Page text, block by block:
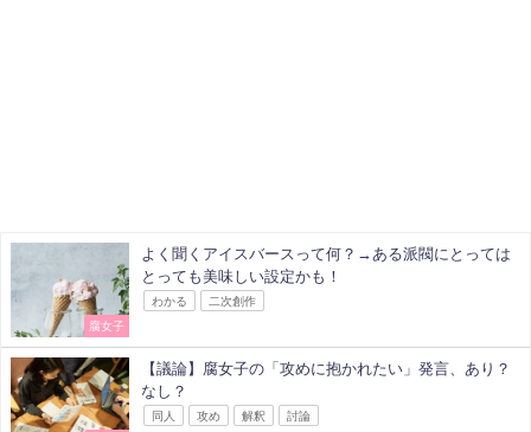
腐女子
よく聞くアイスバースって何？→ある派閥にとっては
とっても美味しい設定かも！
わかる 二次創作
【議論】腐女子の「攻めに抱かれたい」発言、あり？
なし？
同人 攻め 解釈 討論